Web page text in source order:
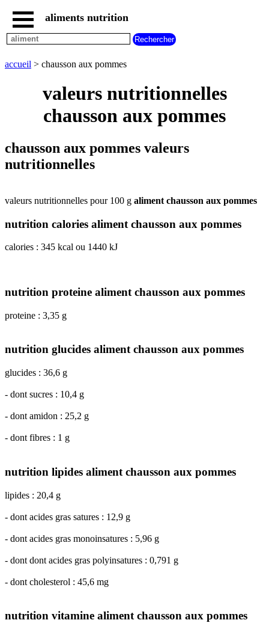
accueil
tous
aliments
aliments
par
familles
H
I J K L M
N
O
P Q R S T
U
aliments nutrition
accueil > chausson aux pommes
valeurs nutritionnelles
chausson aux pommes
chausson aux pommes valeurs
nutritionnelles
valeurs nutritionnelles pour 100 g aliment chausson aux pommes
nutrition calories aliment chausson aux pommes
calories : 345 kcal ou 1440 kJ
nutrition proteine aliment chausson aux pommes
proteine : 3,35 g
nutrition glucides aliment chausson aux pommes
glucides : 36,6 g
- dont sucres : 10,4 g
- dont amidon : 25,2 g
- dont fibres : 1 g
nutrition lipides aliment chausson aux pommes
lipides : 20,4 g
- dont acides gras satures : 12,9 g
- dont acides gras monoinsatures : 5,96 g
- dont dont acides gras polyinsatures : 0,791 g
- dont cholesterol : 45,6 mg
nutrition vitamine aliment chausson aux pommes